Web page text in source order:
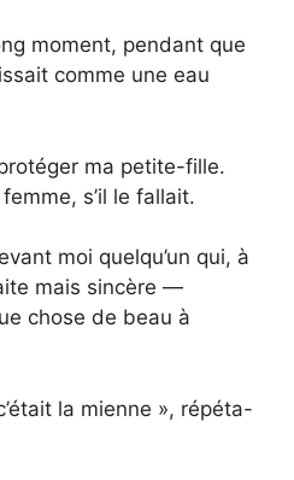
moment, pendant que
comme une eau
ma petite-fille.
s’il le fallait.
moi quelqu’un qui, à
mais sincère —
chose de beau à
la mienne », répéta-